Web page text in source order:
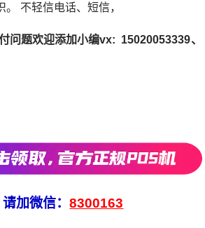
不轻信电话、短信，
问题欢迎添加小编vx: 15020053339、
请加微信：8300163